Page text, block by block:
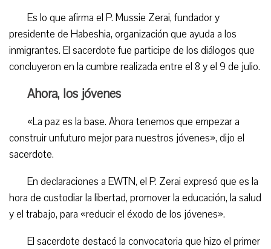
Es lo que afirma el P. Mussie Zerai, fundador y
presidente de Habeshia, organización que ayuda a los
inmigrantes. El sacerdote fue participe de los diálogos que
concluyeron en la cumbre realizada entre el 8 y el 9 de julio.
Ahora, los jóvenes
«La paz es la base. Ahora tenemos que empezar a
construir unfuturo mejor para nuestros jóvenes», dijo el
sacerdote.
En declaraciones a EWTN, el P. Zerai expresó que es la
hora de custodiar la libertad, promover la educación, la salud
y el trabajo, para «reducir el éxodo de los jóvenes».
El sacerdote destacó la convocatoria que hizo el primer